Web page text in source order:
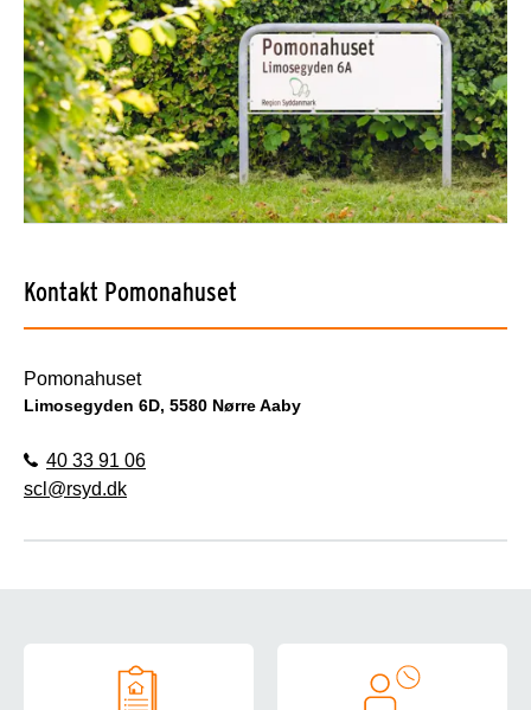
Kontakt Pomonahuset
Pomonahuset
Limosegyden 6D, 5580 Nørre Aaby
40 33 91 06
scl@rsyd.dk